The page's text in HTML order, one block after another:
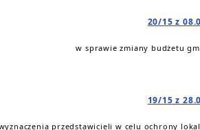
20/15 z
w sprawie zmiany budżetu
19/15 z
przedstawicieli w celu ochrony